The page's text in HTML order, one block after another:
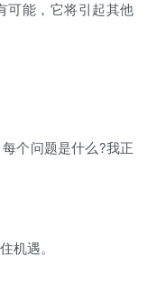
可能，它将引起其他
个问题是什么?我正
机遇。